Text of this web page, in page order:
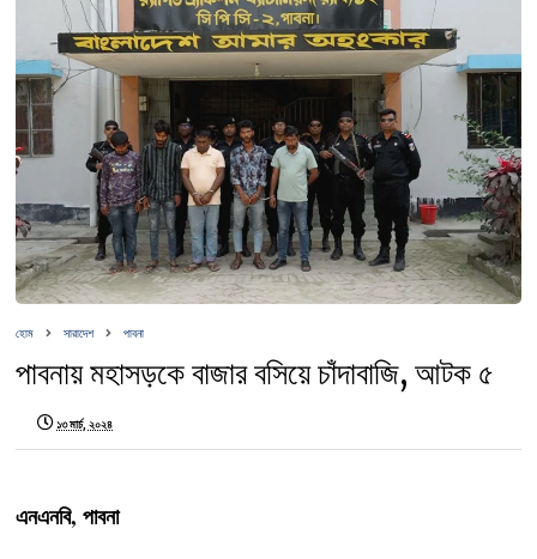
হোম সারাদেশ পাবনা
পাবনায় মহাসড়কে বাজার বসিয়ে চাঁদাবাজি, আটক ৫
১৩ মার্চ, ২০২৪
এনএনবি, পাবনা